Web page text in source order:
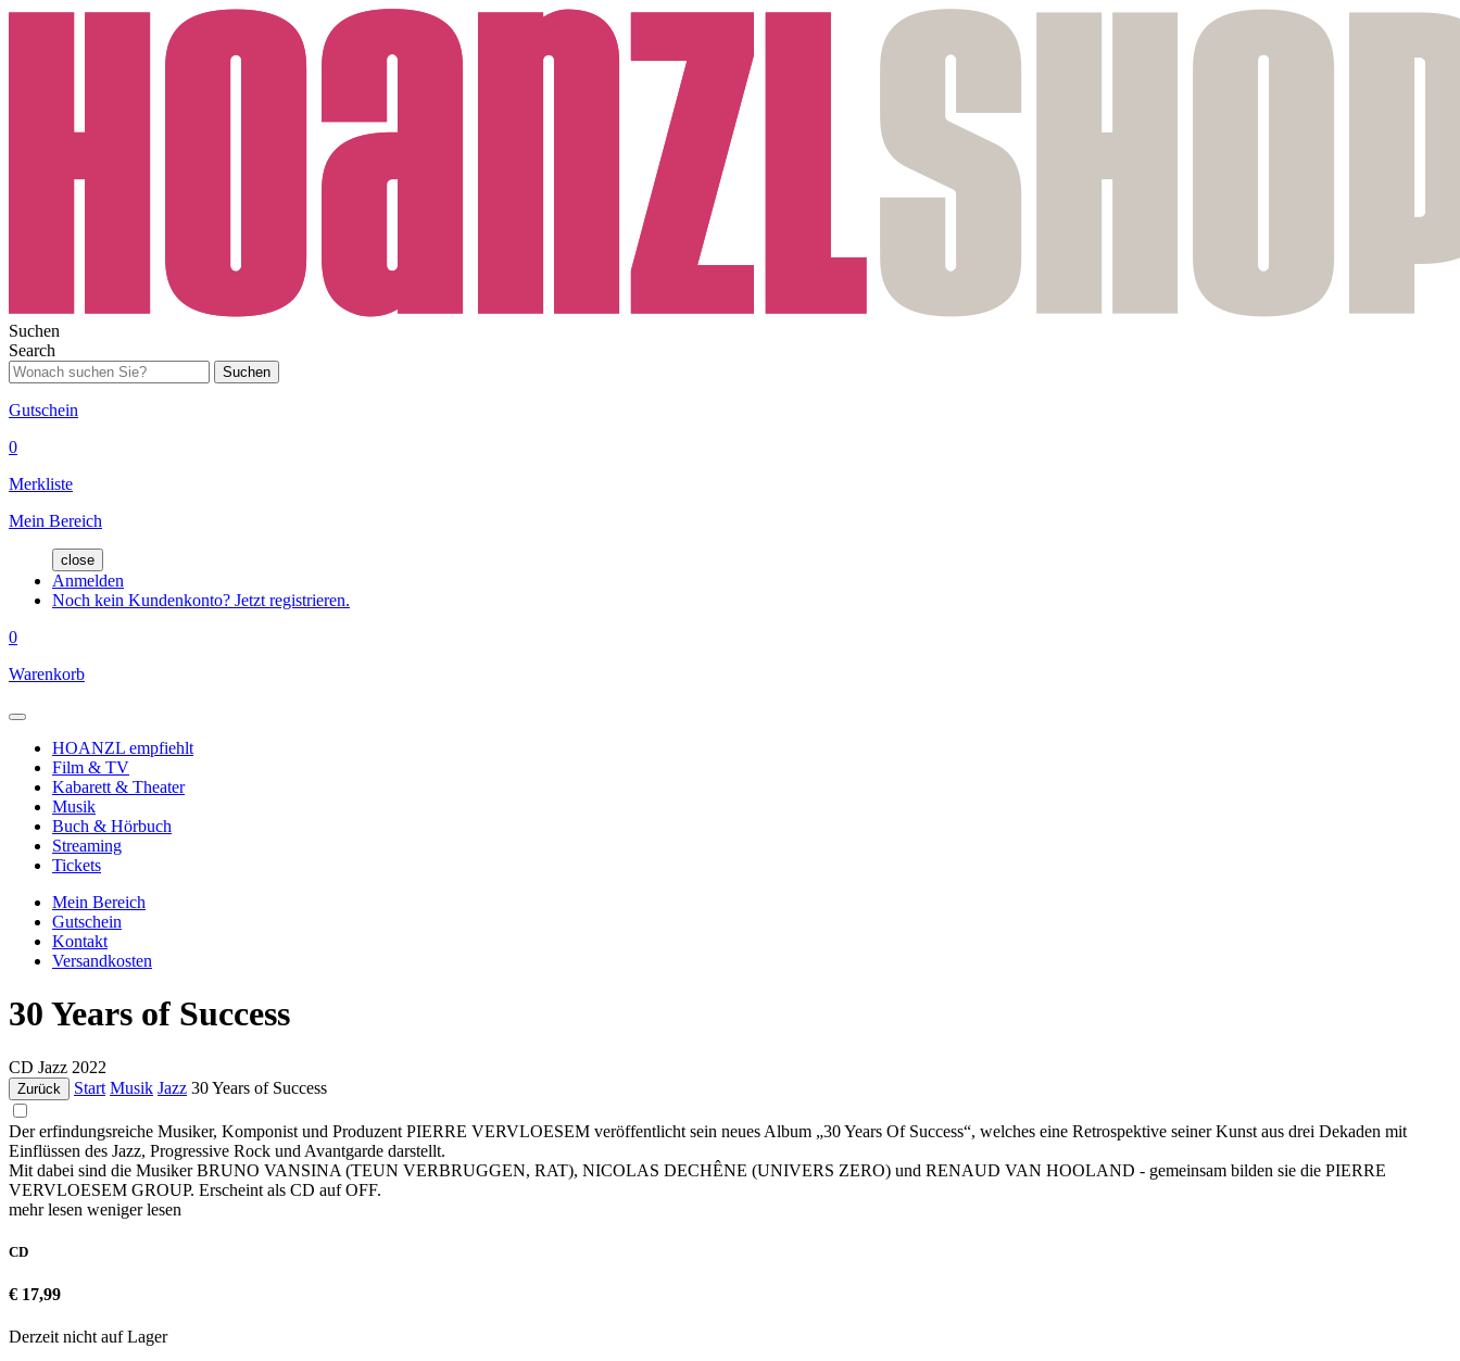
Suchen
Search
Suchen
Gutschein
0
Merkliste
Mein Bereich
close
Anmelden
Noch kein Kundenkonto? Jetzt registrieren.
0
Warenkorb
HOANZL empfiehlt
Film & TV
Kabarett & Theater
Musik
Buch & Hörbuch
Streaming
Tickets
Mein Bereich
Gutschein
Kontakt
Versandkosten
30 Years of Success
CD Jazz 2022
Zurück Start Musik Jazz 30 Years of Success
Der erfindungsreiche Musiker, Komponist und Produzent PIERRE VERVLOESEM veröffentlicht sein neues Album „30 Years Of Success“, welches eine Retrospektive seiner Kunst aus drei Dekaden mit
Einflüssen des Jazz, Progressive Rock und Avantgarde darstellt.
Mit dabei sind die Musiker BRUNO VANSINA (TEUN VERBRUGGEN, RAT), NICOLAS DECHÊNE (UNIVERS ZERO) und RENAUD VAN HOOLAND - gemeinsam bilden sie die PIERRE
VERVLOESEM GROUP. Erscheint als CD auf OFF.
mehr lesen weniger lesen
CD
€ 17,99
Derzeit nicht auf Lager